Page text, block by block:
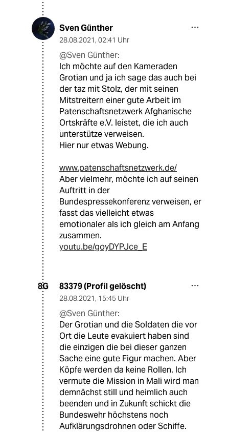
Sven Günther
28.08.2021, 02:41 Uhr
@Sven Günther:
Ich möchte auf den Kameraden
Grotian und ja ich sage das auch bei
der taz mit Stolz, der mit seinen
Mitstreitern einer gute Arbeit im
Patenschaftsnetzwerk Afghanische
Ortskräfte e.V. leistet, die ich auch
unterstütze verweisen.
Hier nur etwas Webung.
www.patenschaftsnetzwerk.de/
Aber vielmehr, möchte ich auf seinen
Auftritt in der
Bundespressekonferenz verweisen, er
fasst das vielleicht etwas
emotionaler als ich gleich am Anfang
zusammen.
youtu.be/goyDYPJce_E
8G 83379 (Profil gelöscht)
28.08.2021, 15:45 Uhr
@Sven Günther:
Der Grotian und die Soldaten die vor
Ort die Leute evakuiert haben sind
die einzigen die bei dieser ganzen
Sache eine gute Figur machen. Aber
Köpfe werden da keine Rollen. Ich
vermute die Mission in Mali wird man
demnächst still und heimlich auch
beenden und in Zukunft schickt die
Bundeswehr höchstens noch
Aufklärungsdrohnen oder Schiffe.